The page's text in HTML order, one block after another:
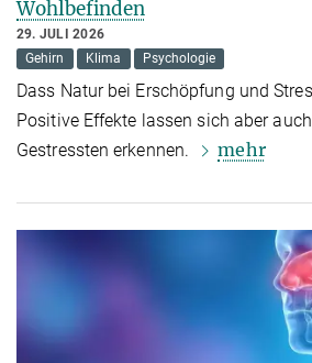
Wohlbefinden
29. JULI 2026
Gehirn
Klima Psychologie
Dass Natur bei Erschöpfung und
Positive Effekte lassen sich aber
Gestressten erkennen.
mehr